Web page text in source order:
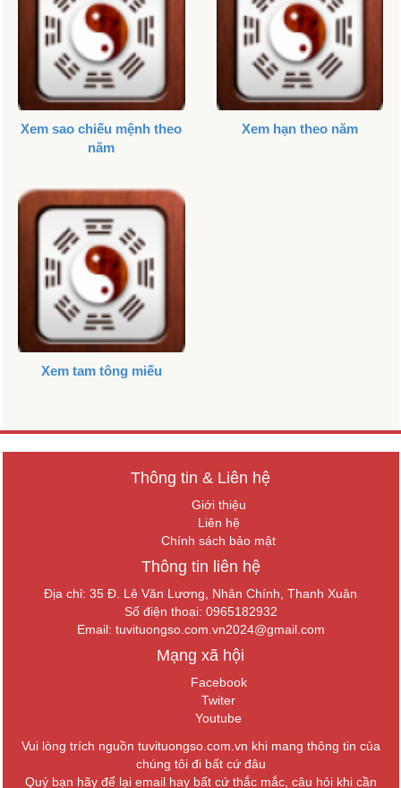
Xem sao chiếu mệnh theo
năm
Xem hạn theo năm
Xem tam tông miếu
Thông tin & Liên hệ
Giới thiệu
Liên hệ
Chính sách bảo mật
Thông tin liên hệ
Địa chỉ: 35 Đ. Lê Văn Lương, Nhân Chính, Thanh Xuân
Số điện thoại: 0965182932
Email: tuvituongso.com.vn2024@gmail.com
Mạng xã hội
Facebook
Twiter
Youtube
Vui lòng trích nguồn tuvituongso.com.vn khi mang thông tin của
chúng tôi đi bất cứ đâu
Quý bạn hãy để lại email hay bất cứ thắc mắc, câu hỏi khi cần